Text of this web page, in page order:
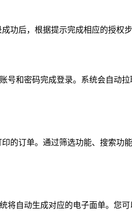
功后，根据提示完成相应的授权
号和密码完成登录。系统会自动
的订单。通过筛选功能、搜索功
将自动生成对应的电子面单。您